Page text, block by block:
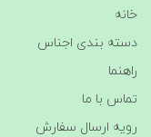
خانه
دسته بندی اجناس
راهنما
تماس با ما
رویه ارسال سفارش